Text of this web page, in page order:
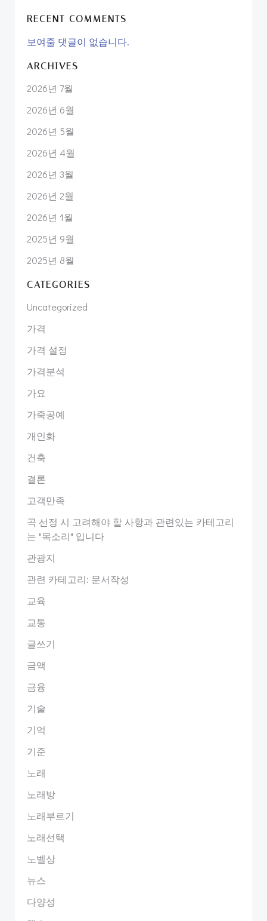
RECENT COMMENTS
보여줄 댓글이 없습니다.
ARCHIVES
2026년 7월
2026년 6월
2026년 5월
2026년 4월
2026년 3월
2026년 2월
2026년 1월
2025년 9월
2025년 8월
CATEGORIES
Uncategorized
가격
가격 설정
가격분석
가요
가죽공예
개인화
건축
결론
고객만족
곡 선정 시 고려해야 할 사항과 관련있는 카테고리
는 "목소리" 입니다
관광지
관련 카테고리: 문서작성
교육
교통
글쓰기
금액
금융
기술
기억
기준
노래
노래방
노래부르기
노래선택
노벨상
뉴스
다양성